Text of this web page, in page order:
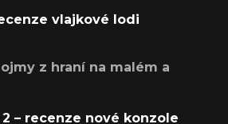
vlajkové lodi
z hraní na malém a
– recenze nové konzole